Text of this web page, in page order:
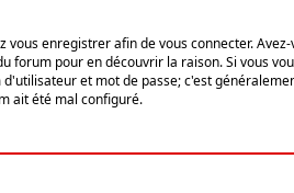
enregistrer afin de vous connecter.
pour en découvrir la raison. Si vous
et mot de passe; c'est
ait été mal configuré.